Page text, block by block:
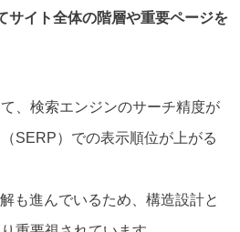
イト全体の階層や重要ページを
、検索エンジンのサーチ精度が
SERP）での表示順位が上がる
も進んでいるため、構造設計と